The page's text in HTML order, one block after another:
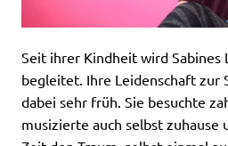
Seit ihrer Kindheit wird Sabines
begleitet. Ihre Leidenschaft zur
dabei sehr früh. Sie besuchte
musizierte auch selbst